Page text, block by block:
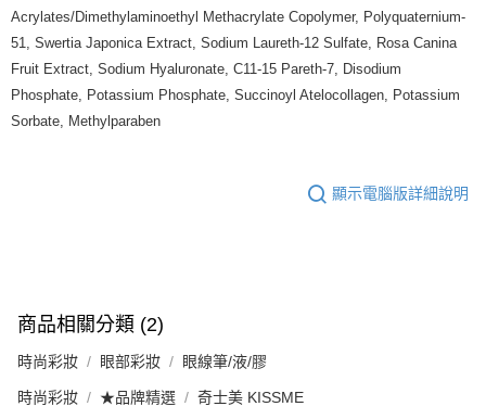
Acrylates/Dimethylaminoethyl Methacrylate Copolymer, Polyquaternium-
51, Swertia Japonica Extract, Sodium Laureth-12 Sulfate, Rosa Canina
Fruit Extract, Sodium Hyaluronate, C11-15 Pareth-7, Disodium
Phosphate, Potassium Phosphate, Succinoyl Atelocollagen, Potassium
Sorbate, Methylparaben
顯示電腦版詳細說明
商品相關分類 (2)
時尚彩妝 眼部彩妝 眼線筆/液/膠
時尚彩妝 ★品牌精選 奇士美 KISSME